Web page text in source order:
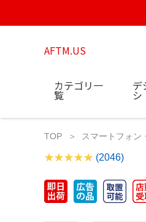
AFTM.US
カテゴリ一
覧
デ
シ
TOP スマートフォン
(2046)